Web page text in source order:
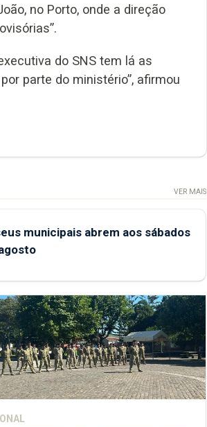
no Porto, onde a direção
do SNS tem lá as
parte do ministério”, afirmou
VER MAIS
municipais abrem aos sábados